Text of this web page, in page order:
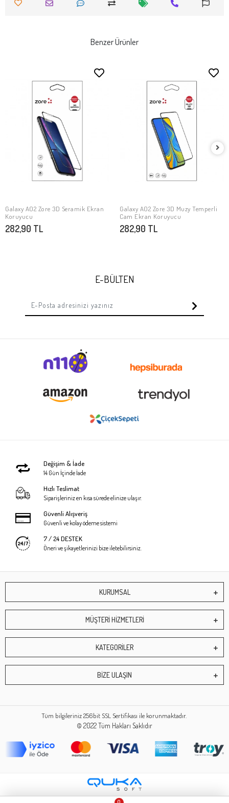
Benzer Ürünler
SEPETE EKLE
Galaxy A02 Zore 3D Seramik Ekran
Koruyucu
282,90 TL
SEPETE EKLE
Galaxy A02 Zore 3D Muzy Temperli
Cam Ekran Koruyucu
282,90 TL
E-BÜLTEN
Değişim & İade
14 Gün İçinde İade
Hızlı Teslimat
Siparişleriniz en kısa sürede elinize ulaşır.
Güvenli Alışveriş
Güvenli ve kolay ödeme sistemi
7 / 24 DESTEK
Öneri ve şikayetlerinizi bize iletebilirsiniz.
KURUMSAL
MÜŞTERİ HİZMETLERİ
KATEGORİLER
BİZE ULAŞIN
Tüm bilgileriniz 256bit SSL Sertifikası ile korunmaktadır.
© 2022Tüm Hakları Saklıdır